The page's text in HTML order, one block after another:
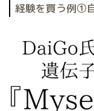
経験を買う例①